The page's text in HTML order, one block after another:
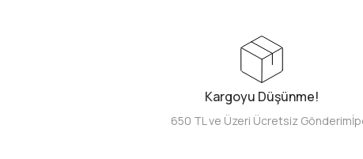
Kargoyu Düşünme!
650 TL ve Üzeri Ücretsiz Gönderim